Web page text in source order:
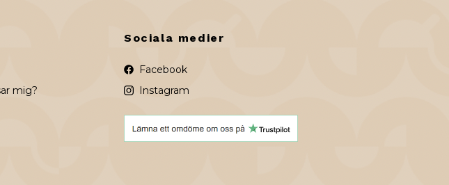
mig?
Sociala medier
Facebook
Instagram